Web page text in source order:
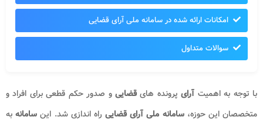
امکانات ارائه شده در سامانه ملی آرای قضایی
سوالات متداول
با توجه به اهمیت آرای پرونده هایقضاییو صدور حکم قطعی برای افراد و
متخصصان این حوزه،سامانه ملی آرای قضایی راه اندازی شد. این سامانه به